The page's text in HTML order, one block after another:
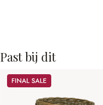
Past bij dit
Sale